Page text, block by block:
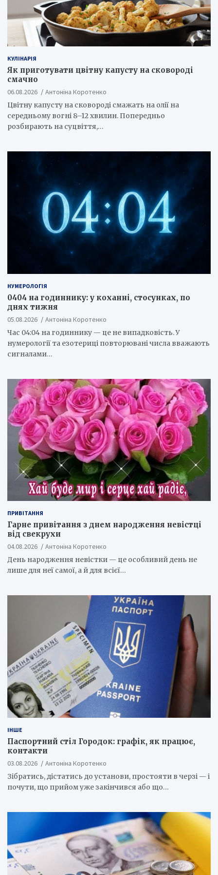
КУЛІНАРІЯ
Як приготувати цвітну капусту на сковороді
смачно
06.08.2026
Антоніна Коротенко
Цвітну капусту на сковороді смажать на олії на
середньому вогні 8–12 хвилин. Попередньо
розбирають на суцвіття,…
НУМЕРОЛОГІЯ
0404 на годиннику: у коханні, стосунках, по
днях тижня
05.08.2026
Антоніна Коротенко
Час 04:04 на годиннику — це не випадковість. У
нумерології та езотериці повторювані числа вважають
сигналами…
ПРИВІТАННЯ
Гарне привітання з днем народження невістці
від свекрухи
04.08.2026
Антоніна Коротенко
День народження невістки — це особливий день не
лише для неї самої, а й для всієї…
ІНШЕ
Паспортний стіл Городок: графік, як працює,
контакти
03.08.2026
Антоніна Коротенко
Зібратись, дістатись до установи, простояти в черзі — і
почути, що прийом уже закінчився або що…